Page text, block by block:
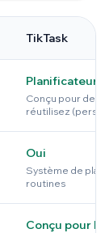
TikTask
Planificateur
Conçu pour des
réutilisez
Oui
Système de
routines
Conçu pour